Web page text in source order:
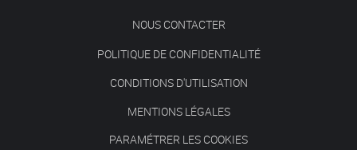
NOUS CONTACTER
POLITIQUE DE CONFIDENTIALITÉ
CONDITIONS D'UTILISATION
MENTIONS LÉGALES
PARAMÉTRER LES COOKIES